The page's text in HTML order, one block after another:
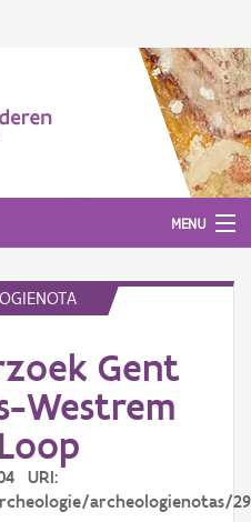
MENU
Gent
Westrem
URI:
archeologienotas/